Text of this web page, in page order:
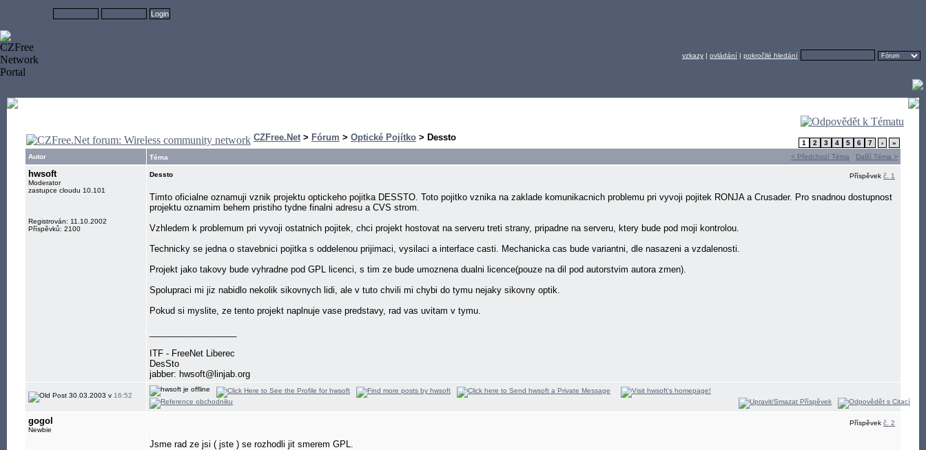
vzkazy | ovládání | pokročilé hledání
CZFree.Net > Fórum > Optické Pojítko > Dessto
1 2 3 4 5 6 7 ›
»
Autor
Téma < Předchozí Téma Další Téma >
hwsoft
Moderator
zastupce cloudu 10.101
Registrován: 11.10.2002
Příspěvků: 2100
Dessto Příspěvek č. 1
Timto oficialne oznamuji vznik projektu optickeho pojitka DESSTO. Toto pojitko vznika na zaklade komunikacnich problemu pri vyvoji pojitek RONJA a Crusader. Pro snadnou dostupnost
projektu oznamim behem pristiho tydne finalni adresu a CVS strom.
Vzhledem k problemum pri vyvoji ostatnich pojitek, chci projekt hostovat na serveru treti strany, pripadne na serveru, ktery bude pod moji kontrolou.
Technicky se jedna o stavebnici pojitka s oddelenou prijimaci, vysilaci a interface casti. Mechanicka cas bude variantni, dle nasazeni a vzdalenosti.
Projekt jako takovy bude vyhradne pod GPL licenci, s tim ze bude umoznena dualni licence(pouze na dil pod autorstvim autora zmen).
Spolupraci mi jiz nabidlo nekolik sikovnych lidi, ale v tuto chvili mi chybi do tymu nejaky sikovny optik.
Pokud si myslite, ze tento projekt naplnuje vase predstavy, rad vas uvitam v tymu.
ITF - FreeNet Liberec
DesSto
jabber: hwsoft@linjab.org
30.03.2003 v 16:52
gogol
Newbie
Příspěvek č. 2
Jsme rad ze jsi ( jste ) se rozhodli jit smerem GPL.